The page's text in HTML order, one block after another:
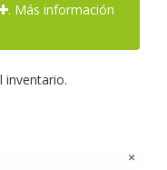
. Más información
inventario.